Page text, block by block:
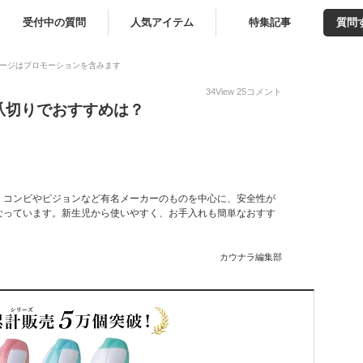
受付中の質問 人気アイテム 特集記事 質問
ジはプロモーションを含みます
34View 25コメント
りでおすすめは？
ンビやピジョンなど有名メーカーのものを中心に、安全性が
ています。新生児から使いやすく、お手入れも簡単なおすす
カウナラ編集部